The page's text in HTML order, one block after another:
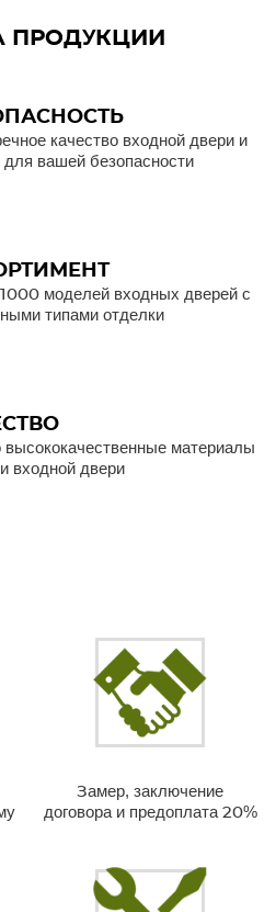
ПРОДУКЦИИ
качество входной двери и
для вашей безопасности
моделей входных дверей с
типами отделки
высококачественные материалы
входной двери
Замер, заключение
договора и предоплата 20%